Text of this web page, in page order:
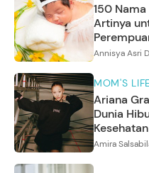
150
Artinya
Annisya Asri
MOM'S LIFE
Ariana
Dunia
Kesehatan
Amira